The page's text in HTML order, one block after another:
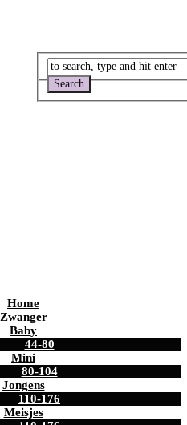
Home
Zwanger
Baby
44-80
Mini
80-104
Jongens
110-176
Meisjes